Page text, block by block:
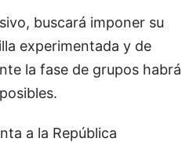
buscará imponer su
experimentada y de
la fase de grupos habrá
a la República